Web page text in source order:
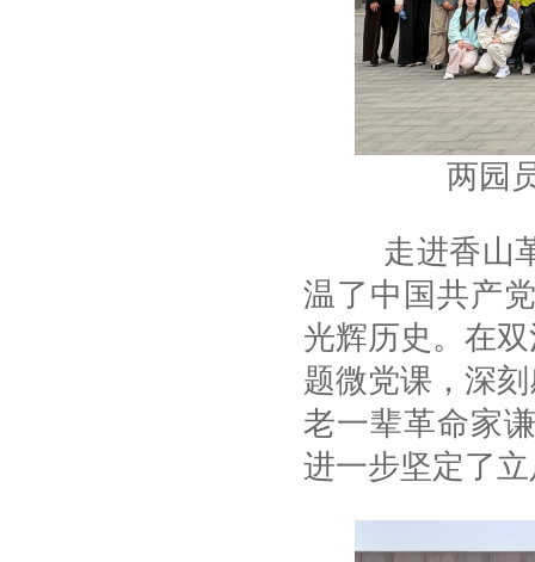
两园
走进香山革
温了中国共产
光辉历史。在
题微党课，深
老一辈革命家
进一步坚定了